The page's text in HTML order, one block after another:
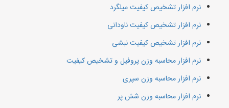
نرم افزار تشخیص کیفیت میلگرد
نرم افزار تشخیص کیفیت ناودانی
نرم افزار تشخیص کیفیت نبشی
نرم افزار محاسبه وزن پروفیل و تشخیص کیفیت
نرم افزار محاسبه وزن سپری
نرم افزار محاسبه وزن شش پر